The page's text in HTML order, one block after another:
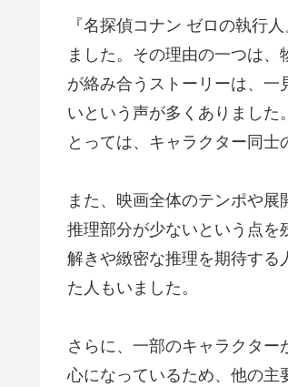
『名探偵コナン ゼロの執行
ました。その理由の一つは
が絡み合うストーリーは、一
いという声が多くありました
とっては、キャラクター同士
また、映画全体のテンポや展
推理部分が少ないという点を
解きや緻密な推理を期待する
た人もいました。
さらに、一部のキャラクタ
心になっているため、他の主